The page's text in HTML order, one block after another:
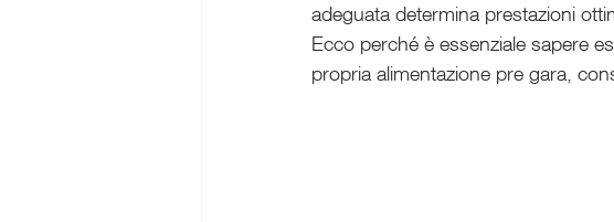
adeguata determina prestazioni
Ecco perché è essenziale sapere
propria alimentazione pre gara,